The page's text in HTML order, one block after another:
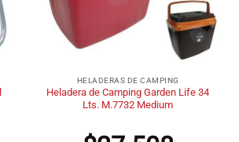
HELADERAS DE CAMPING
Heladera de Camping Garden Life 34
Lts. M.7732 Medium